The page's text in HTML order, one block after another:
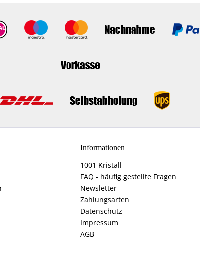
Informationen
1001 Kristall
FAQ - häufig gestellte Fragen
Newsletter
Zahlungsarten
Datenschutz
Impressum
AGB